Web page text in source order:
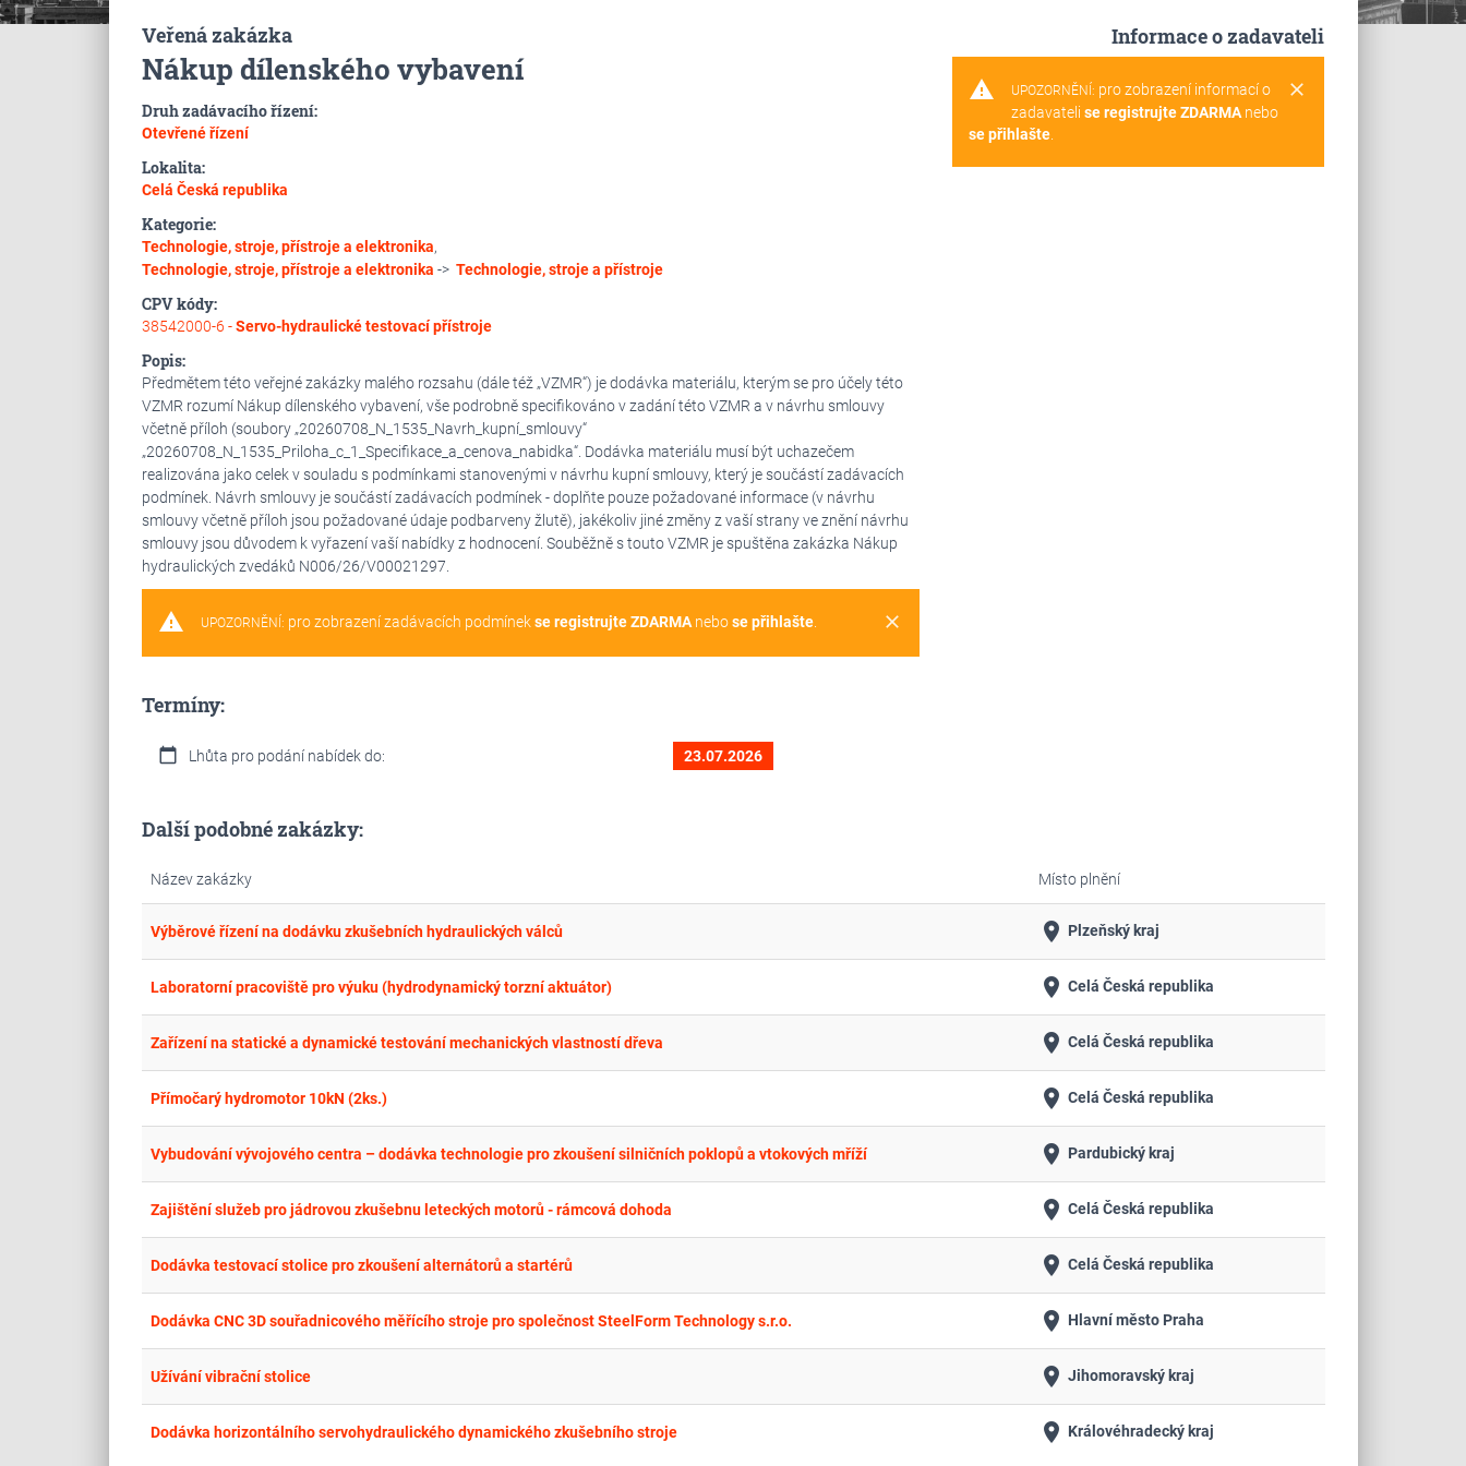
Veřená zakázka
Nákup dílenského vybavení
Druh zadávacího řízení:
Otevřené řízení
Lokalita:
Celá Česká republika
Kategorie:
Technologie, stroje, přístroje a elektronika,
Technologie, stroje, přístroje a elektronika -> Technologie, stroje a přístroje
CPV kódy:
38542000-6 -Servo-hydraulické testovací přístroje
Popis:
Předmětem této veřejné zakázky malého rozsahu (dále též „VZMR“) je dodávka materiálu, kterým se pro účely této
VZMR rozumí Nákup dílenského vybavení, vše podrobně specifikováno v zadání této VZMR a v návrhu smlouvy
včetně příloh (soubory „20260708_N_1535_Navrh_kupní_smlouvy“
„20260708_N_1535_Priloha_c_1_Specifikace_a_cenova_nabidka“. Dodávka materiálu musí být uchazečem
realizována jako celek v souladu s podmínkami stanovenými v návrhu kupní smlouvy, který je součástí zadávacích
podmínek. Návrh smlouvy je součástí zadávacích podmínek - doplňte pouze požadované informace (v návrhu
smlouvy včetně příloh jsou požadované údaje podbarveny žlutě), jakékoliv jiné změny z vaší strany ve znění návrhu
smlouvy jsou důvodem k vyřazení vaší nabídky z hodnocení. Souběžně s touto VZMR je spuštěna zakázka Nákup
hydraulických zvedáků N006/26/V00021297.
warning clear
UPOZORNĚNÍ: pro zobrazení zadávacích podmínekse registrujte ZDARMAnebose přihlašte.
Termíny:
calendar_today Lhůta pro podání nabídek do: 23.07.2026
Informace o zadavateli
warning clear
UPOZORNĚNÍ: pro zobrazení informací o
zadavateli se registrujte ZDARMAnebo
se přihlašte.
Další podobné zakázky:
Název zakázky Místo plnění
Výběrové řízení na dodávku zkušebních hydraulických válců place Plzeňský kraj
Laboratorní pracoviště pro výuku (hydrodynamický torzní aktuátor) place Celá Česká republika
Zařízení na statické a dynamické testování mechanických vlastností dřeva place Celá Česká republika
Přímočarý hydromotor 10kN (2ks.) place Celá Česká republika
Vybudování vývojového centra – dodávka technologie pro zkoušení silničních poklopů a vtokových mříží place Pardubický kraj
Zajištění služeb pro jádrovou zkušebnu leteckých motorů - rámcová dohoda place Celá Česká republika
Dodávka testovací stolice pro zkoušení alternátorů a startérů place Celá Česká republika
Dodávka CNC 3D souřadnicového měřícího stroje pro společnost SteelForm Technology s.r.o. place Hlavní město Praha
Užívání vibrační stolice place Jihomoravský kraj
Dodávka horizontálního servohydraulického dynamického zkušebního stroje place Královéhradecký kraj